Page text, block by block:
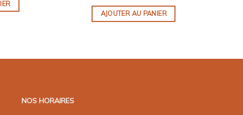
AJOUTER AU PANIER
NOS HORAIRES